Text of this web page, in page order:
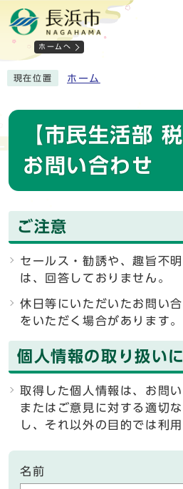
ホームへ
現在位置 ホーム
【市民生活部
お問い合わせ
ご注意
セールス・勧誘や、趣旨不
は、回答しておりません。
休日等にいただいたお問い
をいただく場合があります。
個人情報の取り扱い
取得した個人情報は、お問
またはご意見に対する適切
し、それ以外の目的では利用
名前